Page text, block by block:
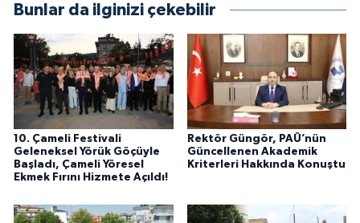
Bunlar da ilginizi çekebilir
10. Çameli Festivali
Geleneksel Yörük Göçüyle
Başladı, Çameli Yöresel
Ekmek Fırını Hizmete Açıldı!
Rektör Güngör, PAÜ’nün
Güncellenen Akademik
Kriterleri Hakkında Konuştu